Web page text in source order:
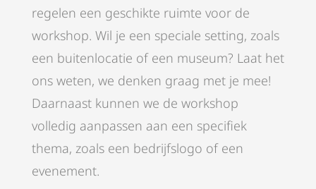
regelen een geschikte ruimte voor de
workshop. Wil je een speciale setting, zoals
een buitenlocatie of een museum? Laat het
ons weten, we denken graag met je mee!
Daarnaast kunnen we de workshop
volledig aanpassen aan een specifiek
thema, zoals een bedrijfslogo of een
evenement.